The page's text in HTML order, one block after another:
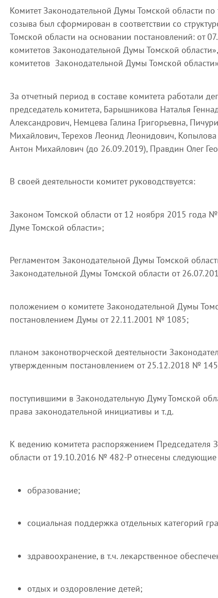
Комитет Законодательной Думы Томской области
созыва был сформирован в соответствии со
Томской области на основании постановлений: от
комитетов Законодательной Думы Томской
комитетов Законодательной Думы Томской
За отчетный период в составе комитета работали
председатель комитета, Барышникова Наталья
Александрович, Немцева Галина Григорьевна,
Михайлович, Терехов Леонид Леонидович,
Антон Михайлович (до 26.09.2019), Правдин Олег
В своей деятельности комитет руководствуется:
Законом Томской области от 12 ноября 2015 года
Думе Томской области»;
Регламентом Законодательной Думы Томской
Законодательной Думы Томской области от
положением о комитете Законодательной Думы
постановлением Думы от 22.11.2001 № 1085;
планом законотворческой деятельности
утвержденным постановлением от 25.12.2018 №
поступившими в Законодательную Думу Томской
права законодательной инициативы и т.д.
К ведению комитета распоряжением Председателя
области от 19.10.2016 № 482-Р отнесены
образование;
социальная поддержка отдельных категорий
здравоохранение, в т.ч. лекарственное
отдых и оздоровление детей;